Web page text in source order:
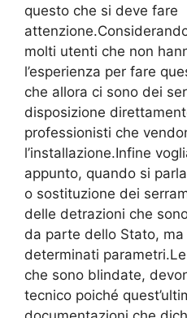
questo che si deve fare
molti utenti che non
l’esperienza per fare
che allora ci sono dei
disposizione
professionisti che
l’installazione.Infine
appunto, quando si
o sostituzione dei
delle detrazioni che
da parte dello Stato,
determinati
che sono blindate,
tecnico poiché